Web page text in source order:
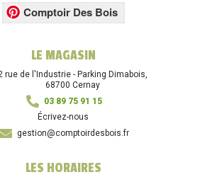
Comptoir Des Bois
LE MAGASIN
rue de l'Industrie - Parking Dimabois,
68700 Cernay
03 89 75 91 15
Écrivez-nous
gestion@comptoirdesbois.fr
LES HORAIRES